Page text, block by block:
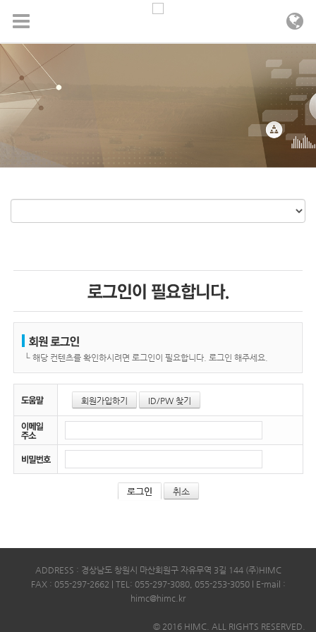
└ 해당 컨텐츠를 확인하시려면 로그인이 필요합니다. 로그인 해주세요.
회원가입하기 ID/PW 찾기
취소
ADDRESS : 경상남도 창원시 마산회원구 자유무역 3길 144 (주)HIMC
FAX : 055-297-2662 | TEL: 055-297-3080, 055-253-3050 l E-mail :
himc@himc.kr
© 2016 HIMC. ALL RIGHTS RESERVED.